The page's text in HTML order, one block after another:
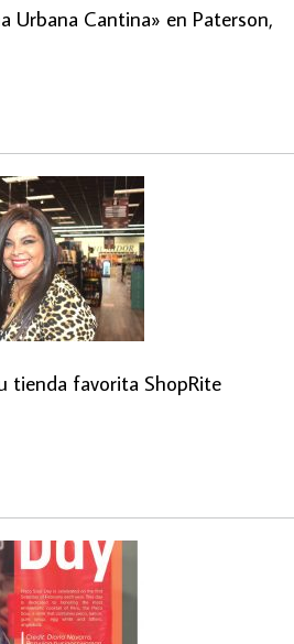
Urbana Cantina» en Paterson,
tienda favorita ShopRite